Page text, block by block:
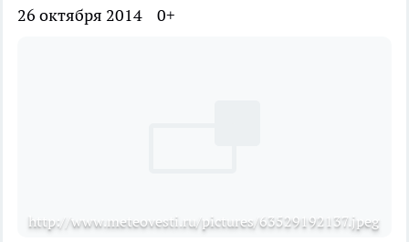
26 октября 2014 0+
http://www.meteovesti.ru/pictures/63529192137.jpeg